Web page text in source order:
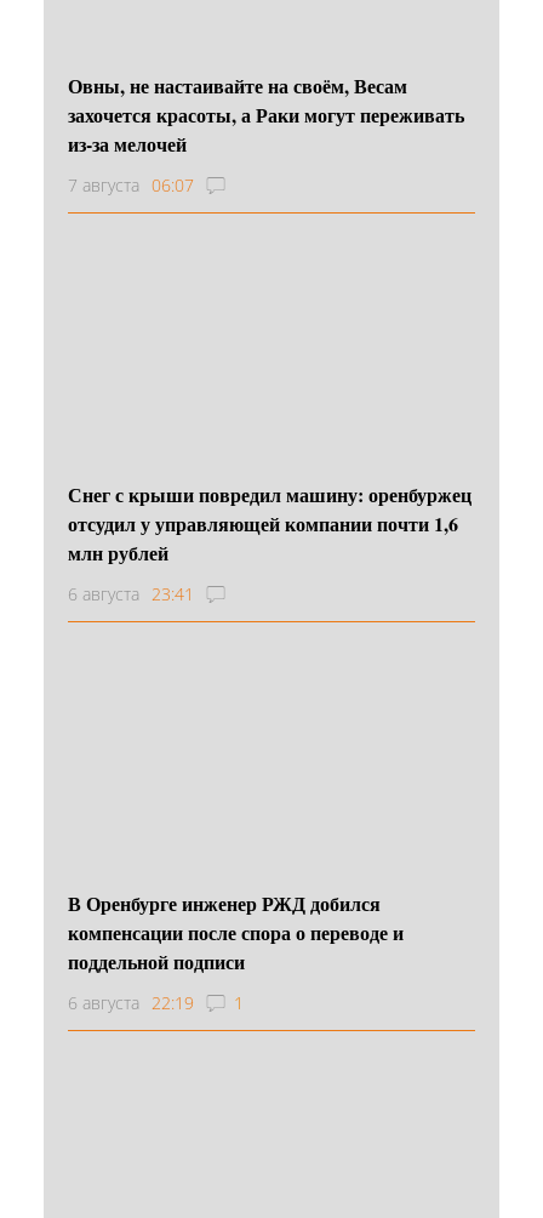
Овны, не настаивайте на своём, Весам
захочется красоты, а Раки могут переживать
из-за мелочей
7 августа 06:07
Снег с крыши повредил машину: оренбуржец
отсудил у управляющей компании почти 1,6
млн рублей
6 августа 23:41
В Оренбурге инженер РЖД добился
компенсации после спора о переводе и
поддельной подписи
6 августа 22:19 1